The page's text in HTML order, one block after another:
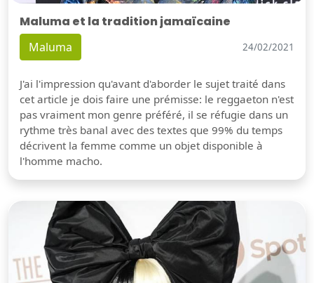
Maluma et la tradition jamaïcaine
Maluma 24/02/2021
J'ai l'impression qu'avant d'aborder le sujet traité dans
cet article je dois faire une prémisse: le reggaeton n'est
pas vraiment mon genre préféré, il se réfugie dans un
rythme très banal avec des textes que 99% du temps
décrivent la femme comme un objet disponible à
l'homme macho.